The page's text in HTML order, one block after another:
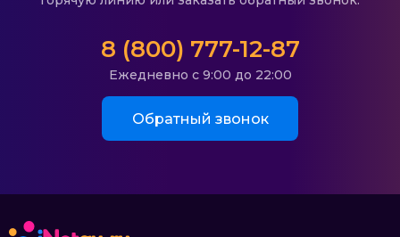
8 (800) 777-12-87
Ежедневно с 9:00 до 22:00
Обратный звонок